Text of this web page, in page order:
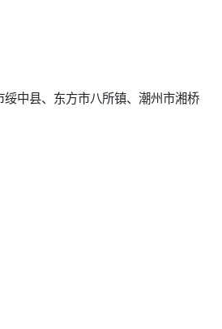
中县、东方市八所镇、潮州市湘桥